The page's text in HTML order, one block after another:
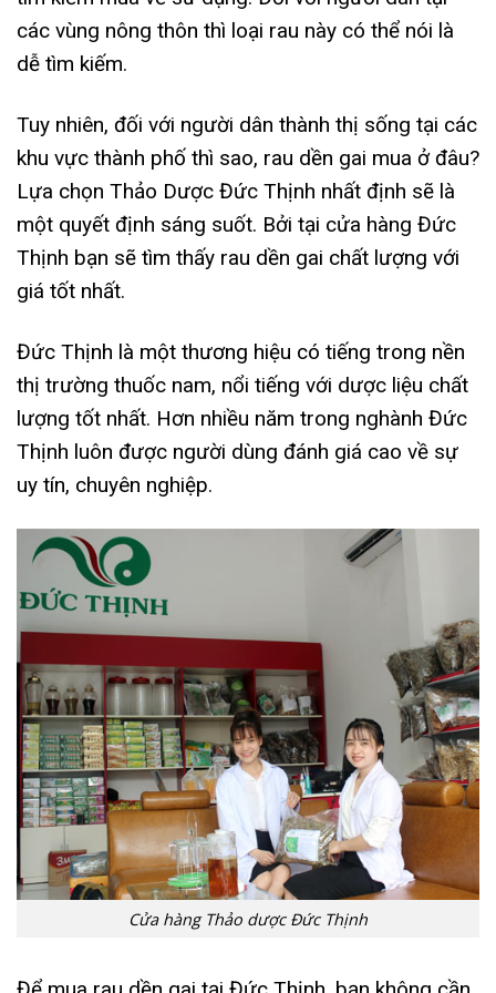
các vùng nông thôn thì loại rau này có thể nói là
dễ tìm kiếm.
Tuy nhiên, đối với người dân thành thị sống tại các
khu vực thành phố thì sao, rau dền gai mua ở đâu?
Lựa chọn Thảo Dược Đức Thịnh nhất định sẽ là
một quyết định sáng suốt. Bởi tại cửa hàng Đức
Thịnh bạn sẽ tìm thấy rau dền gai chất lượng với
giá tốt nhất.
Đức Thịnh là một thương hiệu có tiếng trong nền
thị trường thuốc nam, nổi tiếng với dược liệu chất
lượng tốt nhất. Hơn nhiều năm trong nghành Đức
Thịnh luôn được người dùng đánh giá cao về sự
uy tín, chuyên nghiệp.
Cửa hàng Thảo dược Đức Thịnh